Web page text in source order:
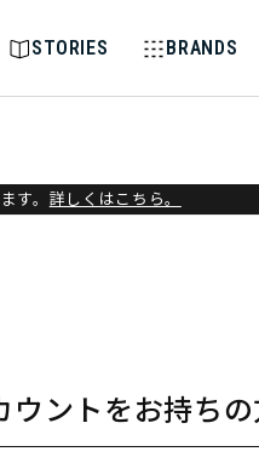
STORIES BRANDS
す。 詳しくはこちら。
ントをお持ちの